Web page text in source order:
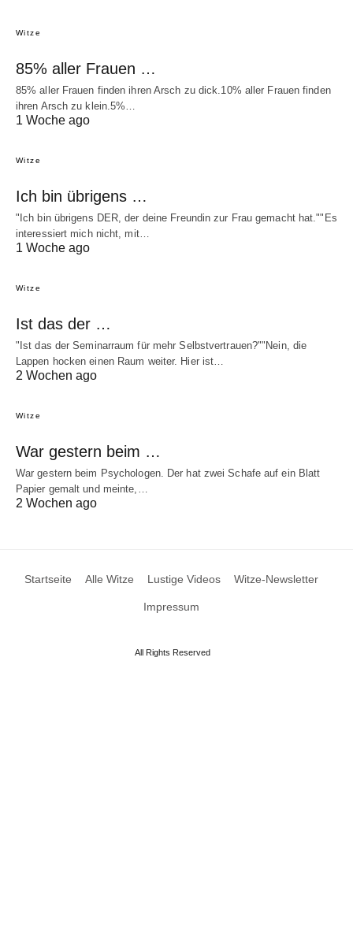
Witze
85% aller Frauen …
85% aller Frauen finden ihren Arsch zu dick.10% aller Frauen finden
ihren Arsch zu klein.5%…
1 Woche ago
Witze
Ich bin übrigens …
"Ich bin übrigens DER, der deine Freundin zur Frau gemacht hat.""Es
interessiert mich nicht, mit…
1 Woche ago
Witze
Ist das der …
"Ist das der Seminarraum für mehr Selbstvertrauen?""Nein, die
Lappen hocken einen Raum weiter. Hier ist…
2 Wochen ago
Witze
War gestern beim …
War gestern beim Psychologen. Der hat zwei Schafe auf ein Blatt
Papier gemalt und meinte,…
2 Wochen ago
Startseite Alle Witze Lustige Videos Witze-Newsletter
Impressum
All Rights Reserved